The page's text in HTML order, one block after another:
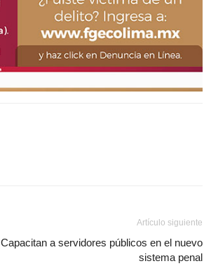
Artículo siguiente
Capacitan a servidores públicos en el nuevo
sistema penal